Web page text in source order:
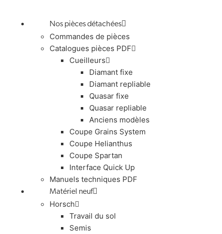
Nos pièces détachées
Commandes de pièces
Catalogues pièces PDF
Cueilleurs
Diamant fixe
Diamant repliable
Quasar fixe
Quasar repliable
Anciens modèles
Coupe Grains System
Coupe Helianthus
Coupe Spartan
Interface Quick Up
Manuels techniques PDF
Matériel neuf
Horsch
Travail du sol
Semis